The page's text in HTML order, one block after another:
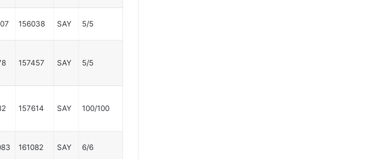
156038 SAY 5/5
157457 SAY 5/5
157614 SAY 100/100
161082 SAY 6/6